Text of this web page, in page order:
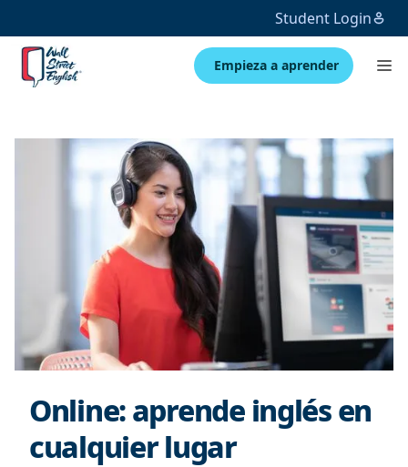
Student Login
Empieza a aprender
Online: aprende inglés en
cualquier lugar